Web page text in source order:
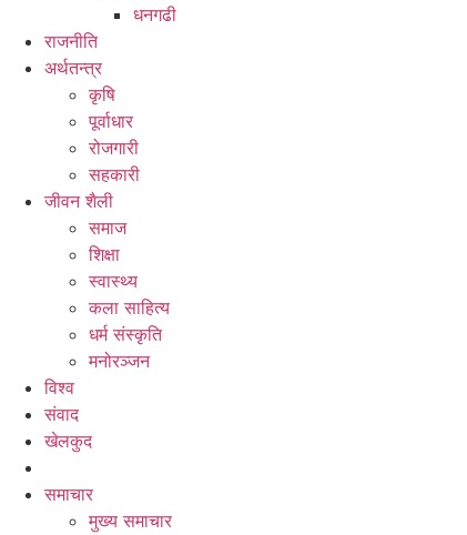
धनगढी
राजनीति
अर्थतन्त्र
कृषि
पूर्वाधार
रोजगारी
सहकारी
जीवन शैली
समाज
शिक्षा
स्वास्थ्य
कला साहित्य
धर्म संस्कृति
मनोरञ्जन
विश्व
संवाद
खेलकुद
समाचार
मुख्य समाचार